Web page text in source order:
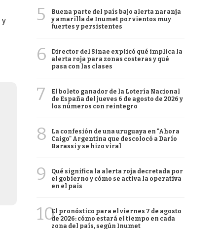
y
5
Buena parte del país bajo alerta naranja
y amarilla de Inumet por vientos muy
fuertes y persistentes
6
Director del Sinae explicó qué implica la
alerta roja para zonas costeras y qué
pasa con las clases
7
El boleto ganador de la Lotería Nacional
de España del jueves 6 de agosto de 2026 y
los números con reintegro
8
La confesión de una uruguaya en "Ahora
Caigo" Argentina que descolocó a Darío
Barassi y se hizo viral
9
Qué significa la alerta roja decretada por
el gobierno y cómo se activa la operativa
en el país
10El pronóstico para el viernes 7 de agosto
de 2026: cómo estará el tiempo en cada
zona del país, según Inumet